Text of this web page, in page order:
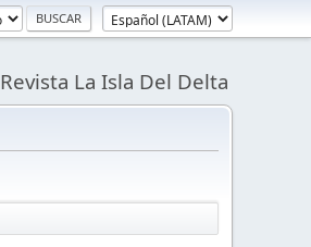
Revista La Isla Del Delta